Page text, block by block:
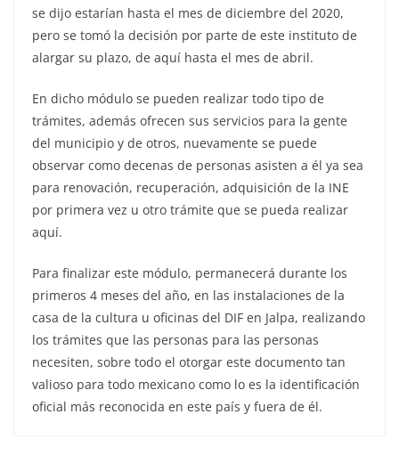
se dijo estarían hasta el mes de diciembre del 2020,
pero se tomó la decisión por parte de este instituto de
alargar su plazo, de aquí hasta el mes de abril.
En dicho módulo se pueden realizar todo tipo de
trámites, además ofrecen sus servicios para la gente
del municipio y de otros, nuevamente se puede
observar como decenas de personas asisten a él ya sea
para renovación, recuperación, adquisición de la INE
por primera vez u otro trámite que se pueda realizar
aquí.
Para finalizar este módulo, permanecerá durante los
primeros 4 meses del año, en las instalaciones de la
casa de la cultura u oficinas del DIF en Jalpa, realizando
los trámites que las personas para las personas
necesiten, sobre todo el otorgar este documento tan
valioso para todo mexicano como lo es la identificación
oficial más reconocida en este país y fuera de él.